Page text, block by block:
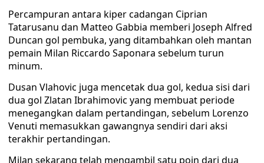
Percampuran antara kiper cadangan Ciprian
Tatarusanu dan Matteo Gabbia memberi Joseph Alfred
Duncan gol pembuka, yang ditambahkan oleh mantan
pemain Milan Riccardo Saponara sebelum turun
minum.
Dusan Vlahovic juga mencetak dua gol, kedua sisi dari
dua gol Zlatan Ibrahimovic yang membuat periode
menegangkan dalam pertandingan, sebelum Lorenzo
Venuti memasukkan gawangnya sendiri dari aksi
terakhir pertandingan.
Milan sekarang telah mengambil satu poin dari dua